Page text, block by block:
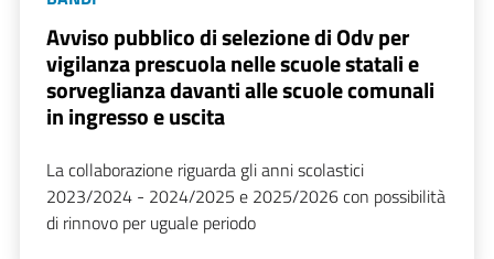
Avviso pubblico di selezione di Odv per
vigilanza prescuola nelle scuole statali e
sorveglianza davanti alle scuole comunali
in ingresso e uscita
La collaborazione riguarda gli anni scolastici
2023/2024 - 2024/2025 e 2025/2026 con possibilità
di rinnovo per uguale periodo